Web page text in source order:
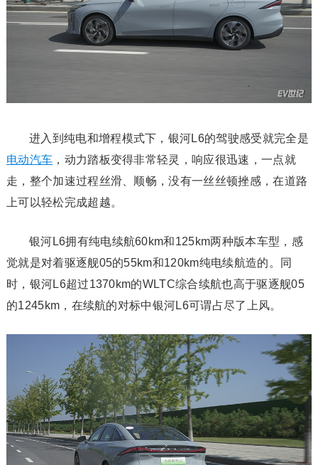
进入到纯电和增程模式下，银河L6的驾驶感受就完全是
电动汽车 ，动力踏板变得非常轻灵，响应很迅速，一点就
走，整个加速过程丝滑、顺畅，没有一丝丝顿挫感，在道路
上可以轻松完成超越。
银河L6拥有纯电续航60km和125km两种版本车型，感
觉就是对着驱逐舰05的55km和120km纯电续航造的。同
时，银河L6超过1370km的WLTC综合续航也高于驱逐舰05
的1245km，在续航的对标中银河L6可谓占尽了上风。